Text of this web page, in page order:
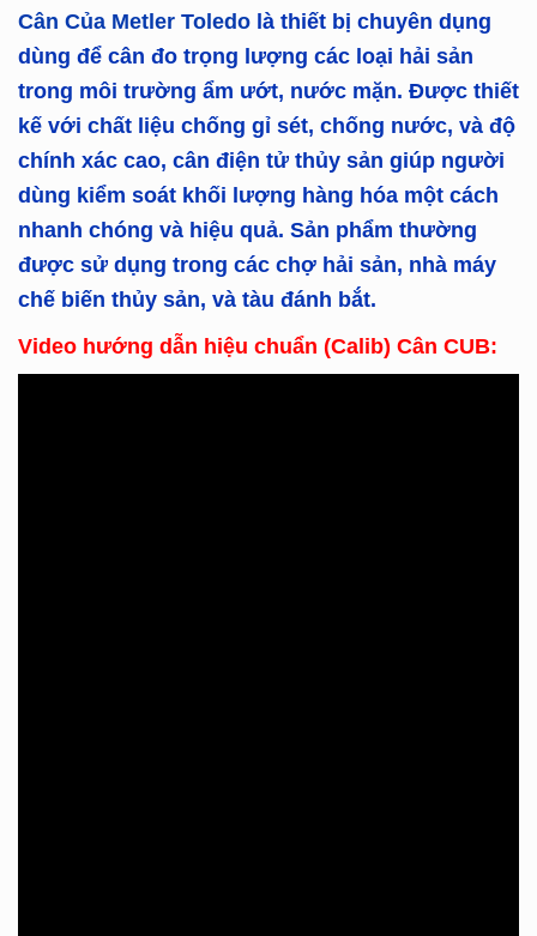
Cân Của Metler Toledo là thiết bị chuyên dụng
dùng để cân đo trọng lượng các loại hải sản
trong môi trường ẩm ướt, nước mặn. Được thiết
kế với chất liệu chống gỉ sét, chống nước, và độ
chính xác cao, cân điện tử thủy sản giúp người
dùng kiểm soát khối lượng hàng hóa một cách
nhanh chóng và hiệu quả. Sản phẩm thường
được sử dụng trong các chợ hải sản, nhà máy
chế biến thủy sản, và tàu đánh bắt.
Video hướng dẫn hiệu chuẩn (Calib) Cân CUB: